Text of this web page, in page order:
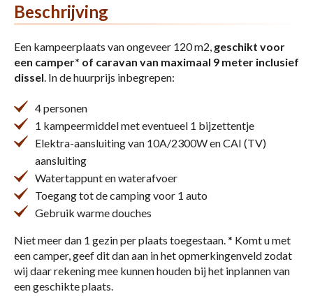
Beschrijving
Een kampeerplaats van ongeveer 120 m2, geschikt voor
een camper* of caravan van maximaal 9 meter inclusief
dissel. In de huurprijs inbegrepen:
4 personen
1 kampeermiddel met eventueel 1 bijzettentje
Elektra-aansluiting van 10A/2300W en CAI (TV)
aansluiting
Watertappunt en waterafvoer
Toegang tot de camping voor 1 auto
Gebruik warme douches
Niet meer dan 1 gezin per plaats toegestaan. * Komt u met
een camper, geef dit dan aan in het opmerkingenveld zodat
wij daar rekening mee kunnen houden bij het inplannen van
een geschikte plaats.